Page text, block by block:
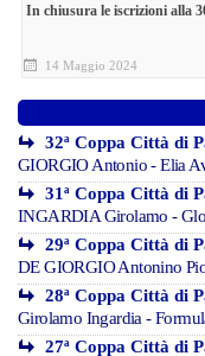
In chiusura le iscrizioni alla
14 Maggio 2024
32ª Coppa Città di
GIORGIO Antonio - Elia
31ª Coppa Città di
INGARDIA Girolamo -
29ª Coppa Città di
DE GIORGIO Antonino
28ª Coppa Città di
Girolamo Ingardia -
27ª Coppa Città di